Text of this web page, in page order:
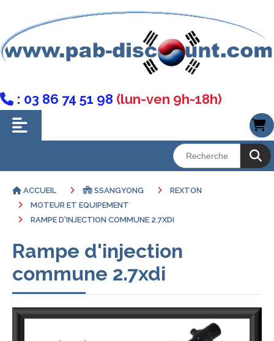
 : 03 86 74 51 98 (lun-ven 9h-18h)
ACCUEIL SSANGYONG
REXTON
MOTEUR ET EQUIPEMENT
RAMPE D'INJECTION COMMUNE 2.7XDI
Rampe d'injection
commune 2.7xdi